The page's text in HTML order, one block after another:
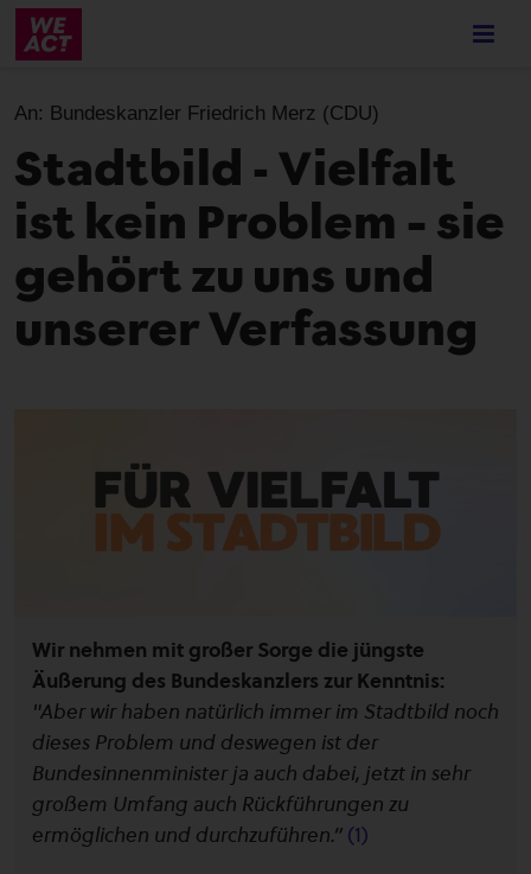
Skip
content
An: Bundeskanzler Friedrich Merz (CDU)
Stadtbild - Vielfalt
ist kein Problem – sie
gehört zu uns und
unserer Verfassung
Wir nehmen mit großer Sorge die jüngste
Äußerung des Bundeskanzlers zur Kenntnis:
"Aber wir haben natürlich immer im Stadtbild noch
dieses Problem und deswegen ist der
Bundesinnenminister ja auch dabei, jetzt in sehr
großem Umfang auch Rückführungen zu
ermöglichen und durchzuführen.“ (1)